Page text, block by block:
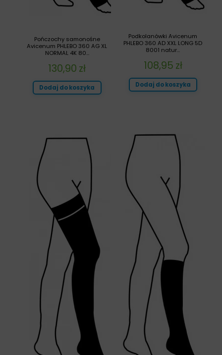
Podkolanówki Avicenum
PHLEBO 360 AD XXL LONG 5D
8001 natur...
108,95 zł
Dodaj do koszyka
Pończochy samonośne
Avicenum PHLEBO 360 AG XL
NORMAL 4K 80...
130,90 zł
Dodaj do koszyka